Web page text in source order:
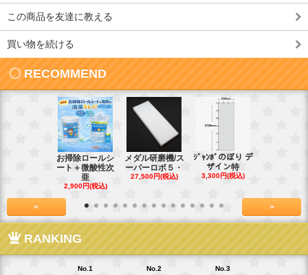
この商品を友達に教える
買い物を続ける
RECOMMEND
お掃除ロールシ
ート＋微酸性次
亜
2,900円(税込)
メダル研磨機/ス
ーパーロボ５・
27,500円(税込)
ｼﾞｬﾝﾎﾞのぼり デ
ザイン特
3,300円(税込)
< >
RANKING
No.1 No.2 No.3